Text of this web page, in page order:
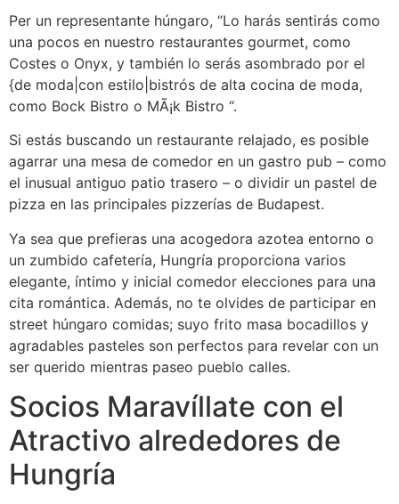
Per un representante húngaro, “Lo harás sentirás como
una pocos en nuestro restaurantes gourmet, como
Costes o Onyx, y también lo serás asombrado por el
{de moda|con estilo|bistrós de alta cocina de moda,
como Bock Bistro o MÃ¡k Bistro “.
Si estás buscando un restaurante relajado, es posible
agarrar una mesa de comedor en un gastro pub – como
el inusual antiguo patio trasero – o dividir un pastel de
pizza en las principales pizzerías de Budapest.
Ya sea que prefieras una acogedora azotea entorno o
un zumbido cafetería, Hungría proporciona varios
elegante, íntimo y inicial comedor elecciones para una
cita romántica. Además, no te olvides de participar en
street húngaro comidas; suyo frito masa bocadillos y
agradables pasteles son perfectos para revelar con un
ser querido mientras paseo pueblo calles.
Socios Maravíllate con el
Atractivo alrededores de
Hungría